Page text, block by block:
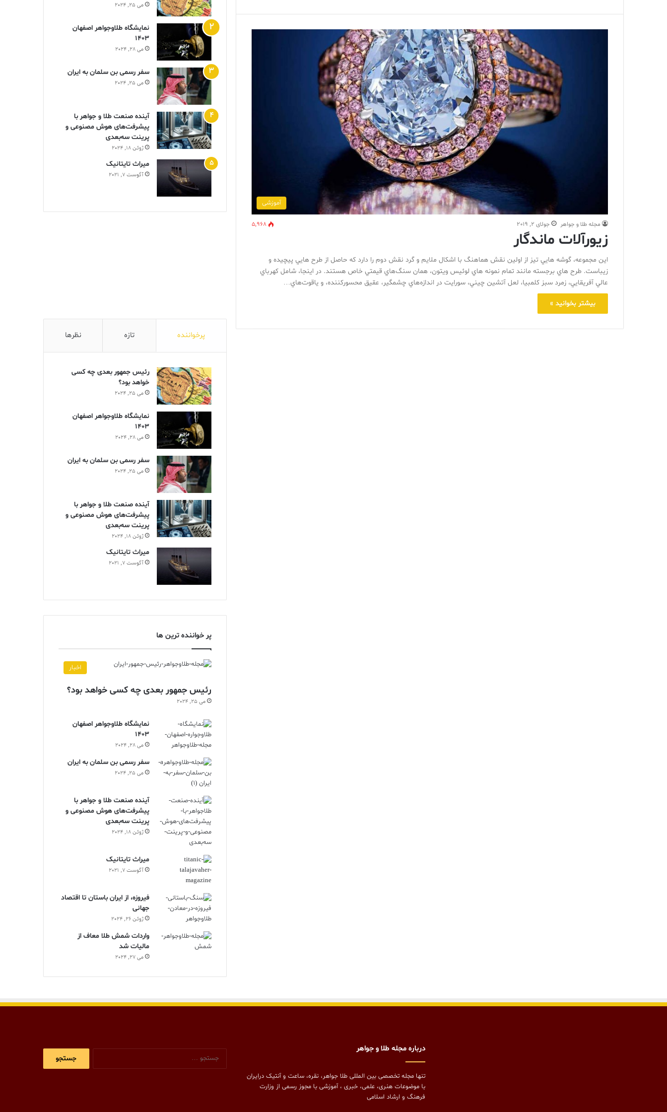
آموزشی
مجله طلا و جواهر جولای 2, 2019 5,968
زیورآلات ماندگار
اين مجموعه، گوشه هايي تيز از اولين نقش هماهنگ با اشکال ملايم و گرد نقش دوم را دارد که حاصل از طرح هايي پيچيده و
زيباست. طرح هاي برجسته مانند تمام نمونه هاي لوئيس ويتون، همان سنگ‌هاي قيمتي خاص هستند. در اينجا، شامل کهرباي
عالي آفريقايي، زمرد سبز کلمبيا، لعل آتشين چيني، سورايت در اندازه‌هاي چشمگير، عقيق محسورکننده، و ياقوت‌هاي…
بیشتر بخوانید »
می 25, 2024
نمایشگاه طلاوجواهر اصفهان
1403
می 28, 2024
سفر رسمی بن سلمان به ایران
می 25, 2024
آینده صنعت طلا و جواهر با
پیشرفت‌های هوش مصنوعی و
پرینت سه‌بعدی
ژوئن 18, 2024
ميراث تايتانيک
آگوست 7, 2021
پرخواننده تازه نظرها
رئیس جمهور بعدی چه کسی
خواهد بود؟
می 25, 2024
نمایشگاه طلاوجواهر اصفهان
1403
می 28, 2024
سفر رسمی بن سلمان به ایران
می 25, 2024
آینده صنعت طلا و جواهر با
پیشرفت‌های هوش مصنوعی و
پرینت سه‌بعدی
ژوئن 18, 2024
ميراث تايتانيک
آگوست 7, 2021
پر خواننده ترین ها
اخبار
رئیس جمهور بعدی چه کسی خواهد بود؟
می 25, 2024
نمایشگاه طلاوجواهر اصفهان
1403
می 28, 2024
سفر رسمی بن سلمان به ایران
می 25, 2024
آینده صنعت طلا و جواهر با
پیشرفت‌های هوش مصنوعی و
پرینت سه‌بعدی
ژوئن 18, 2024
ميراث تايتانيک
آگوست 7, 2021
فیروزه، از ایران باستان تا اقتصاد
جهانی
ژوئن 26, 2024
واردات شمش طلا معاف از
مالیات شد
می 27, 2024
درباره مجله طلا و جواهر
تنها مجله تخصصی بین المللی طلا جواهر، نقره، ساعت و آنتیک درایران
با موضوعات هنری، علمی، خبری ، آموزشی با مجوز رسمی از وزارت
فرهنگ و ارشاد اسلامی